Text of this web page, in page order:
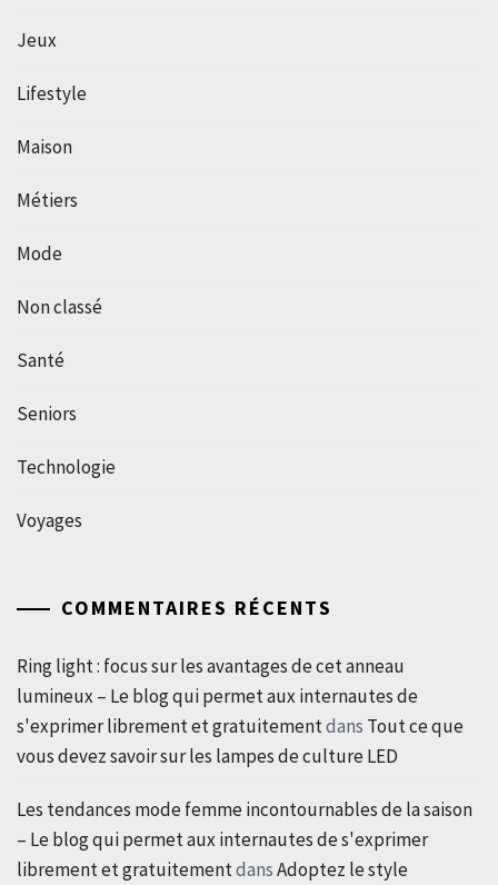
Jeux
Lifestyle
Maison
Métiers
Mode
Non classé
Santé
Seniors
Technologie
Voyages
COMMENTAIRES RÉCENTS
Ring light : focus sur les avantages de cet anneau
lumineux – Le blog qui permet aux internautes de
s'exprimer librement et gratuitementdans Tout ce que
vous devez savoir sur les lampes de culture LED
Les tendances mode femme incontournables de la saison
– Le blog qui permet aux internautes de s'exprimer
librement et gratuitementdansAdoptez le style